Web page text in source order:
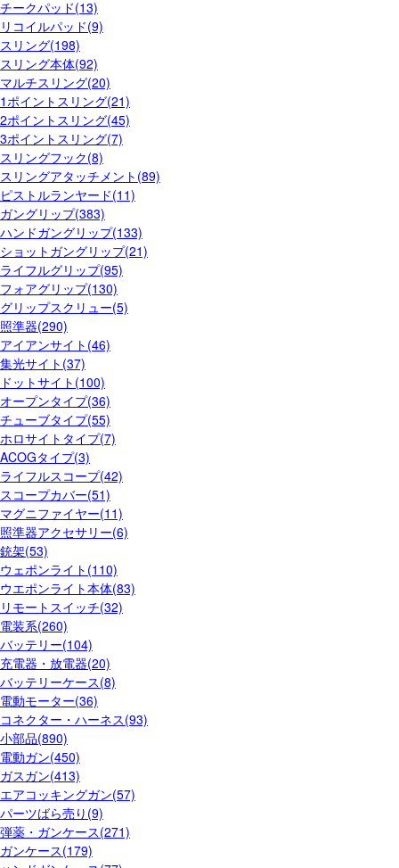
チークパッド(13)
リコイルパッド(9)
スリング(198)
スリング本体(92)
マルチスリング(20)
1ポイントスリング(21)
2ポイントスリング(45)
3ポイントスリング(7)
スリングフック(8)
スリングアタッチメント(89)
ピストルランヤード(11)
ガングリップ(383)
ハンドガングリップ(133)
ショットガングリップ(21)
ライフルグリップ(95)
フォアグリップ(130)
グリップスクリュー(5)
照準器(290)
アイアンサイト(46)
集光サイト(37)
ドットサイト(100)
オープンタイプ(36)
チューブタイプ(55)
ホロサイトタイプ(7)
ACOGタイプ(3)
ライフルスコープ(42)
スコープカバー(51)
マグニファイヤー(11)
照準器アクセサリー(6)
銃架(53)
ウェポンライト(110)
ウエポンライト本体(83)
リモートスイッチ(32)
電装系(260)
バッテリー(104)
充電器・放電器(20)
バッテリーケース(8)
電動モーター(36)
コネクター・ハーネス(93)
小部品(890)
電動ガン(450)
ガスガン(413)
エアコッキングガン(57)
パーツばら売り(9)
弾薬・ガンケース(271)
ガンケース(179)